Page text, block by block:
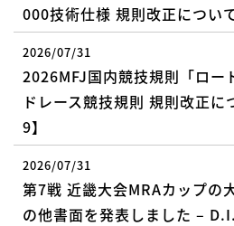
000技術仕様 規則改正につい
2026/07/31
2026MFJ国内競技規則「ロー
ドレース競技規則 規則改正
9】
2026/07/31
第7戦 近畿大会MRAカップの
の他書面を発表しました –